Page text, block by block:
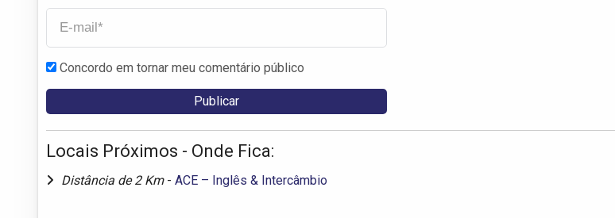
Concordo em tornar meu comentário público
Locais Próximos - Onde Fica:
Distância de 2 Km - ACE – Inglês & Intercâmbio